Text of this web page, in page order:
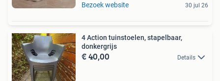
Bezoek website 30 jul 26
4 Action tuinstoelen, stapelbaar,
donkergrijs
€ 40,00 Details